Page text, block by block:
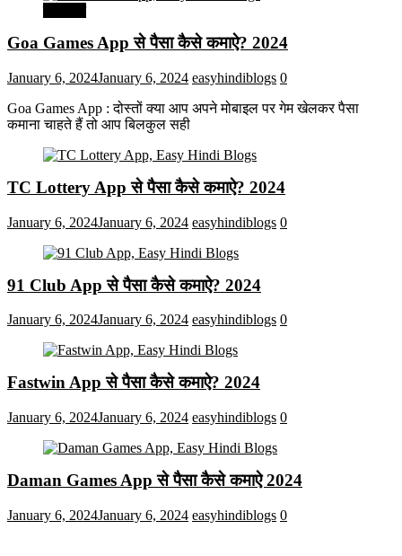
Goa Games App से पैसा कैसे कमाऐ? 2024
January 6, 2024January 6, 2024 easyhindiblogs 0
Goa Games App : दोस्तों क्या आप अपने मोबाइल पर गेम खेलकर पैसा
कमाना चाहते हैं तो आप बिलकुल सही
TC Lottery App से पैसा कैसे कमाऐ? 2024
January 6, 2024January 6, 2024 easyhindiblogs 0
91 Club App से पैसा कैसे कमाऐ? 2024
January 6, 2024January 6, 2024 easyhindiblogs 0
Fastwin App से पैसा कैसे कमाऐ? 2024
January 6, 2024January 6, 2024 easyhindiblogs 0
Daman Games App से पैसा कैसे कमाऐ 2024
January 6, 2024January 6, 2024 easyhindiblogs 0